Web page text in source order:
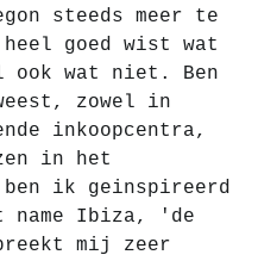
steeds meer te
goed wist wat
wat niet. Ben
zowel in
inkoopcentra,
in het
ik geinspireerd
name Ibiza, 'de
mij zeer